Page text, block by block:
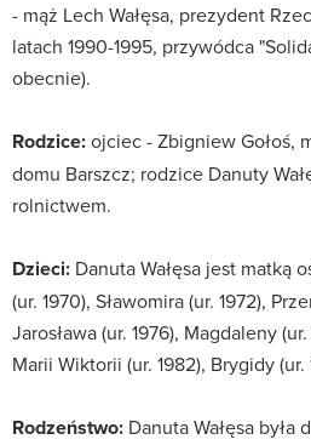
- mąż Lech Wałęsa, prezydent
latach 1990-1995, przywódca
obecnie).
Rodzice:ojciec - Zbigniew Gołoś,
domu Barszcz; rodzice Danuty
rolnictwem.
Dzieci: Danuta Wałęsa jest matką
(ur. 1970), Sławomira (ur. 1972),
Jarosława (ur. 1976), Magdaleny
Marii Wiktorii (ur. 1982), Brygidy (ur.
Rodzeństwo: Danuta Wałęsa